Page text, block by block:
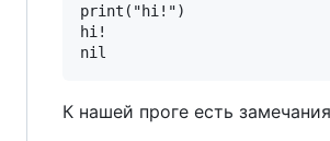
print("hi!")
hi!
К нашей проге есть